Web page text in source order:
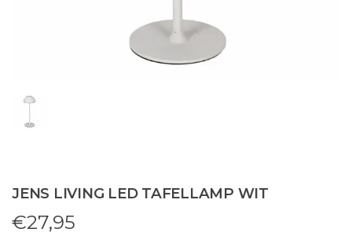
JENS LIVING LED TAFELLAMP WIT
€27,95